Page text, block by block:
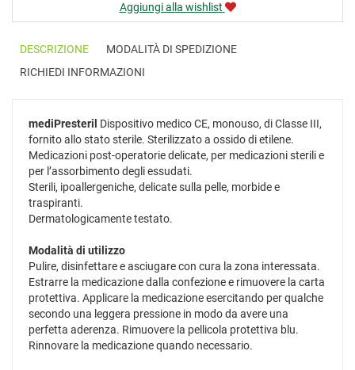
Aggiungi alla wishlist
DESCRIZIONE
MODALITÀ DI SPEDIZIONE
RICHIEDI INFORMAZIONI
mediPresteril Dispositivo medico CE, monouso, di Classe III,
fornito allo stato sterile. Sterilizzato a ossido di etilene.
Medicazioni post-operatorie delicate, per medicazioni sterili e
per l’assorbimento degli essudati.
Sterili, ipoallergeniche, delicate sulla pelle, morbide e
traspiranti.
Dermatologicamente testato.
Modalità di utilizzo
Pulire, disinfettare e asciugare con cura la zona interessata.
Estrarre la medicazione dalla confezione e rimuovere la carta
protettiva. Applicare la medicazione esercitando per qualche
secondo una leggera pressione in modo da avere una
perfetta aderenza. Rimuovere la pellicola protettiva blu.
Rinnovare la medicazione quando necessario.